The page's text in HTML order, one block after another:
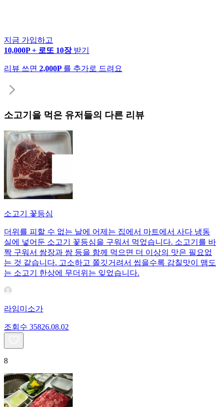
지금 가입하고
10,000P + 로또 10장 받기
리뷰 쓰면 2,000P 를 추가로 드려요
소고기 을 먹은 유저들의 다른 리뷰
소고기 꽃등심
더위를 피할 수 없는 날에 어제는 집에서 마트에서 사다 냉동
실에 넣어둔 소고기 꽃등심을 구워서 먹었습니다. 소고기를 바
짝 구워서 쌈장과 쌈 등을 함께 먹으면 더 이상의 맛은 필요없
는 것 같습니다. 고소하고 쫄깃거려서 씹을수록 감칠맛이 맴도
는 소고기 한상에 무더위는 잊었습니다.
라임미소가
조회수 35826.08.02
8